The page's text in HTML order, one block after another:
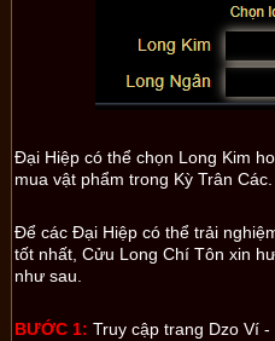
Đại Hiệp có thể chọn Long Kim
mua vật phẩm trong Kỳ Trân Các.
Để các Đại Hiệp có thể trải
tốt nhất, Cửu Long Chí Tôn xin
như sau.
BƯỚC 1: Truy cập trang Dzo Ví -